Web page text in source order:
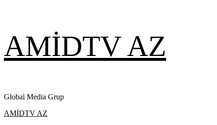
content
AMİDTV AZ
Global Media Grup
Primary
AMİDTV AZ